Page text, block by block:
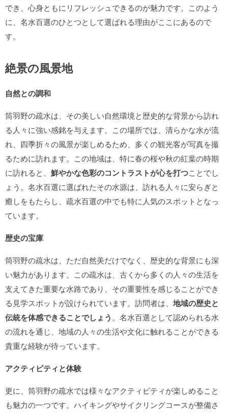
でき、心身ともにリフレッシュできるのが魅力です。このよう
に、名水百選のひとつとして選ばれる理由がここにあるので
す。
絶景の風景地
自然との調和
筒羽野の疏水は、その美しい自然環境と歴史的な背景から訪れ
る人々に強い感銘を与えます。この場所では、清らかな水が流
れ、四季折々の風景が楽しめるため、多くの観光客が写真を撮
るために訪れます。この地域は、特に春の桜や秋の紅葉の時期
に訪れると、 鮮やかな色彩のコントラストが心を打つことでし
ょう。名水百選に選ばれたその水源は、訪れる人々に安らぎと
癒しをもたらし、疏水百選の中でも特に人気のスポットとなっ
ています。
歴史の宝庫
筒羽野の疏水は、ただ自然美だけでなく、歴史的な背景にも深
い魅力があります。この疏水は、古くから多くの人々の生活を
支えてきた重要な水路であり、その重要性を感じることができ
る見学スポットが設けられています。訪問者は、 地域の歴史と
伝統を体感できることでしょう 。名水百選として認められる水
の流れを通じ、地域の人々の生活や文化に触れることができる
貴重な経験が待っています。
アクティビティと体験
更に、筒羽野の疏水では様々なアクティビティが楽しめること
も魅力の一つです。ハイキングやサイクリングコースが整備さ